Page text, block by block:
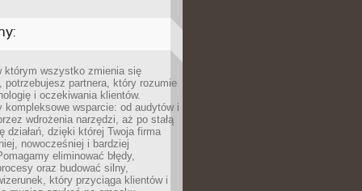
którym wszystko zmienia się
potrzebujesz partnera, który rozumie
i oczekiwania klientów.
kompleksowe wsparcie: od audytów i
wdrożenia narzędzi, aż po stałą
działań, dzięki której Twoja firma
nowocześniej i bardziej
eliminować błędy,
oraz budować silny,
który przyciąga klientów i